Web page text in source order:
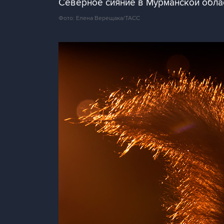
Северное сияние в Мурманской
Фото: Елена Верещака/ТАСС